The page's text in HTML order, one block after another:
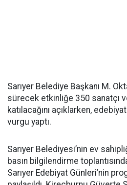
Sarıyer Belediye Başkanı M.
sürecek etkinliğe 350 sanatçı
katılacağını açıklarken,
vurgu yaptı.
Sarıyer Belediyesi’nin ev
basın bilgilendirme
Sarıyer Edebiyat Günleri’nin